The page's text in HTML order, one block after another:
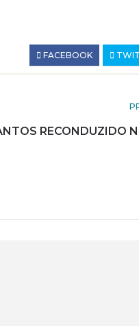
FACEBOOK
RECONDUZIDO